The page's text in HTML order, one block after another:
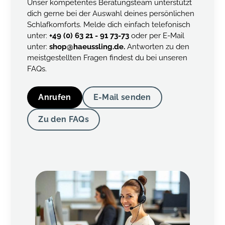
Unser kompetentes Beratungsteam unterstützt
dich gerne bei der Auswahl deines persönlichen
Schlafkomforts. Melde dich einfach telefonisch
unter:+49 (0) 63 21 - 91 73-73 oder per E-Mail
unter:shop@haeussling.de.Antworten zu den
meistgestellten Fragen findest du bei unseren
FAQs.
Anrufen E-Mail senden
Zu den FAQs